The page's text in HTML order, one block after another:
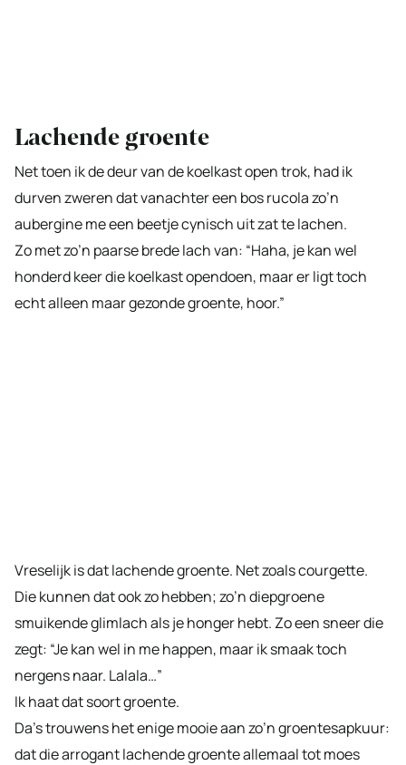
Lachende groente
Net toen ik de deur van de koelkast open trok, had ik
durven zweren dat vanachter een bos rucola zo’n
aubergine me een beetje cynisch uit zat te lachen.
Zo met zo’n paarse brede lach van: “Haha, je kan wel
honderd keer die koelkast opendoen, maar er ligt toch
echt alleen maar gezonde groente, hoor.”
Vreselijk is dat lachende groente. Net zoals courgette.
Die kunnen dat ook zo hebben; zo’n diepgroene
smuikende glimlach als je honger hebt. Zo een sneer die
zegt: “Je kan wel in me happen, maar ik smaak toch
nergens naar. Lalala…”
Ik haat dat soort groente.
Da’s trouwens het enige mooie aan zo’n groentesapkuur:
dat die arrogant lachende groente allemaal tot moes